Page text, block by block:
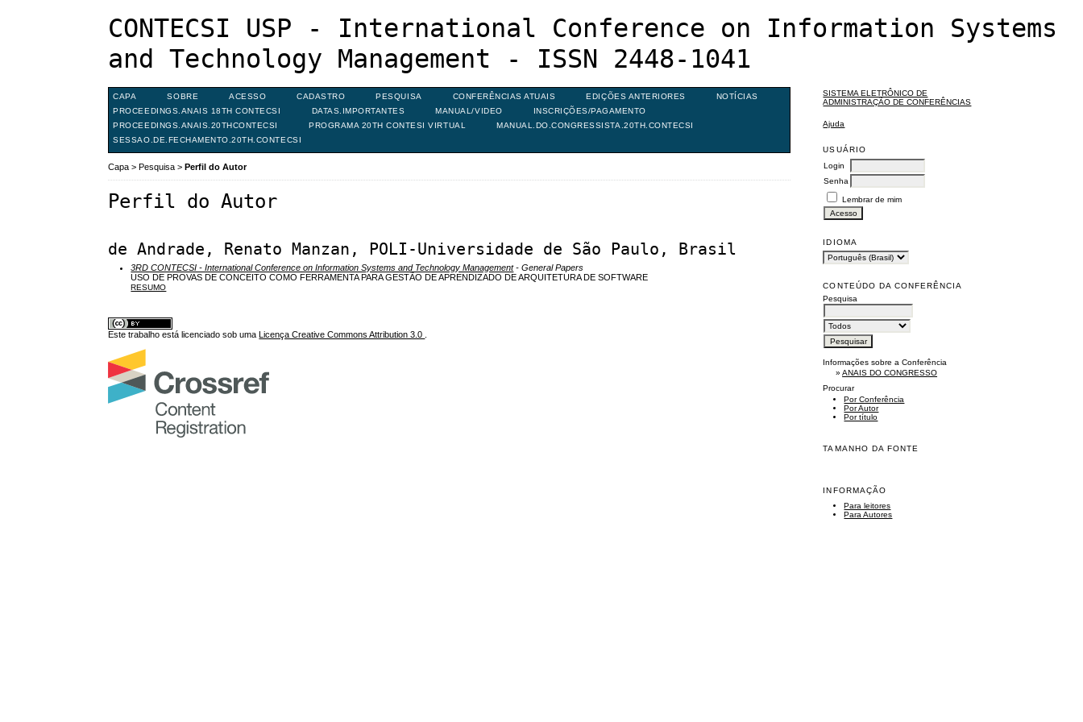
CONTECSI USP - International Conference on Information Systems
and Technology Management - ISSN 2448-1041
SISTEMA ELETRÔNICO DE
ADMINISTRAÇÃO DE CONFERÊNCIAS
Ajuda
USUÁRIO
Login
Senha
Lembrar de mim
IDIOMA
CONTEÚDO DA CONFERÊNCIA
Pesquisa
Informações sobre a Conferência
»ANAIS DO CONGRESSO
Procurar
Por Conferência
Por Autor
Por título
TAMANHO DA FONTE
INFORMAÇÃO
Para leitores
Para Autores
CAPA SOBRE ACESSO CADASTRO PESQUISA CONFERÊNCIAS ATUAIS EDIÇÕES ANTERIORES
NOTÍCIAS
PROCEEDINGS.ANAIS 18TH CONTECSI
DATAS.IMPORTANTES MANUAL/VIDEO
INSCRIÇÕES/PAGAMENTO
PROCEEDINGS.ANAIS.20THCONTECSI
PROGRAMA 20TH CONTESI VIRTUAL
MANUAL.DO.CONGRESSISTA.20TH.CONTECSI
SESSAO.DE.FECHAMENTO.20TH.CONTECSI
Capa >Pesquisa >Perfil do Autor
Perfil do Autor
de Andrade, Renato Manzan, POLI-Universidade de São Paulo, Brasil
3RD CONTECSI - International Conference on Information Systems and Technology Management- General Papers
USO DE PROVAS DE CONCEITO COMO FERRAMENTA PARA GESTÃO DE APRENDIZADO DE ARQUITETURA DE SOFTWARE
RESUMO
Este trabalho está licenciado sob uma Licença Creative Commons Attribution 3.0